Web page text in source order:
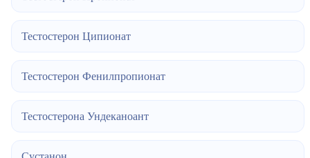
Тестостерон Ципионат
Тестостерон Фенилпропионат
Тестостерона Ундеканоант